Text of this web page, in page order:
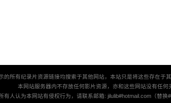
的所有纪录片资源链接均搜索于其他网站，本站只是将这些存在于
本网站服务器内不存放任何影片资源，亦和这些网站没有任何
有人认为本网站有侵权行为，请联系邮箱: jilulib#hotmail.com（替